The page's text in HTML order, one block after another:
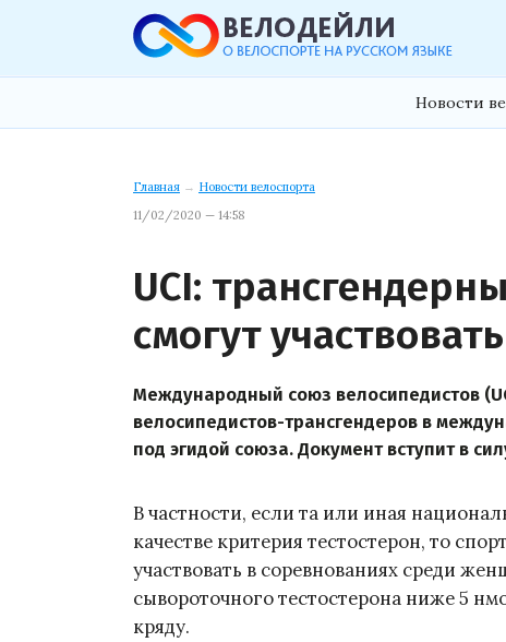
Новости
Главная → Новости велоспорта
11/02/2020 — 14:58
UCI:
смогут
Международный союз велосипедистов
велосипедистов-трансгендеров в
под эгидой союза. Документ вступит в
В частности, если та или иная
качестве критерия тестостерон, то
участвовать в соревнованиях среди
сывороточного тестостерона ниже 5
кряду.